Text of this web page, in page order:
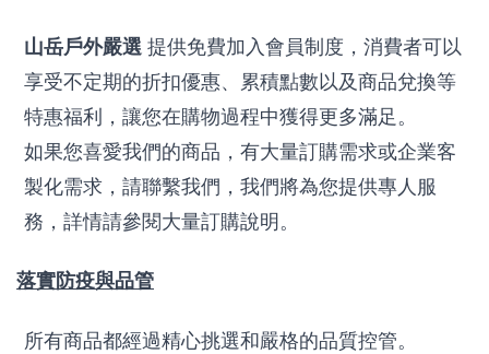
山岳戶外嚴選 提供免費加入會員制度，消費者可以
享受不定期的折扣優惠、累積點數以及商品兌換等
特惠福利，讓您在購物過程中獲得更多滿足。
如果您喜愛我們的商品，有大量訂購需求或企業客
製化需求，請聯繫我們，我們將為您提供專人服
務，詳情請參閱大量訂購說明。
落實防疫與品管
所有商品都經過精心挑選和嚴格的品質控管。